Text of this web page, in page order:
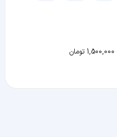
1,500,000 تومان